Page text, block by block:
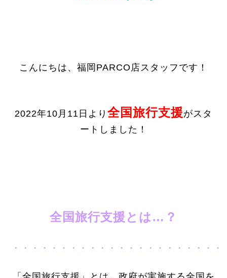
こんにちは、福岡PARCO店スタッフです！
2022年10月11日より 全国旅行支援がスタ
ートしました！
全国旅行支援とは…？
・・・・・・・・・・・・・・・・・・・・・・